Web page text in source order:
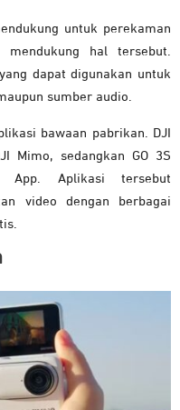
untuk perekaman
hal tersebut.
yang dapat digunakan untuk
sumber audio.
bawaan pabrikan. DJI
Mimo, sedangkan GO 3S
App. Aplikasi tersebut
video dengan berbagai